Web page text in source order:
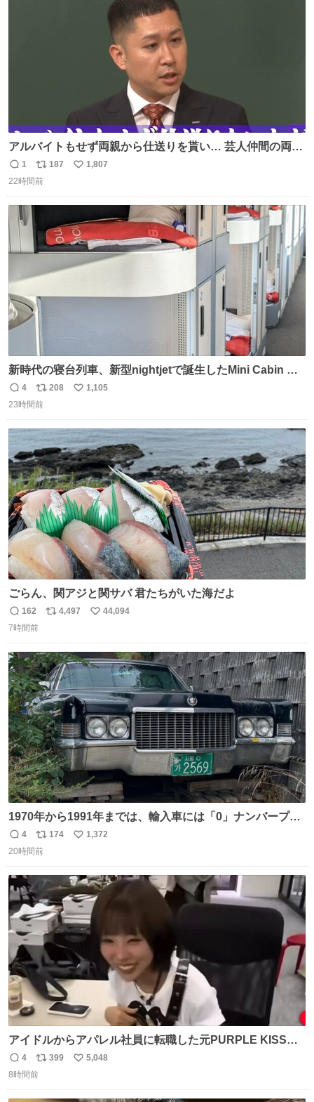
アルバイトもせず両親から仕送りを貰い… 芸人仲間の両親
のスネまでかじる!? ドンデコルテ銀次⚡️ 無料見逃し配信は
こちらから ▶︎abema.go.link/gBLVb ◤しくじり先生
@akmllube0617
返
信
1
リ
ポ
数
187
い
1,807
22時間前
新時代の寝台列車、新型nightjetで誕生したMini Cabin ま
さに走るカプセルホテルといった感じで、一人旅で利用す
るのにはちょうどいい設備。 他の人も言ってましたが、サ
返
信
4
リ
ポ
ト
数
208
い
数
1,105
23時間前
ごらん、関アジと関サバ 君たちがいた海だよ
返
信
162
リ
ト
数
4,497
い
数
44,094
7時間前
1970年から1991年までは、輸入車には「0」ナンバープレ
ートが使用されていました。 その後、この制度は廃止さ
れ、すべての「0」ナンバープレートは抹消・無効化され
着した車両が発見されました。 今でも残っていること自体
が奇跡です……。
返
信
4
リ
ポ
ト
数
174
い
数
1,372
20時間前
アイドルからアパレル社員に転職した元PURPLE KISSの
ドシちゃん、入社3日目にして自社の取り扱い商品を一生
懸命PRしててほんまに…………
返
信
4
リ
ポ
399
い
5,048
8時間前